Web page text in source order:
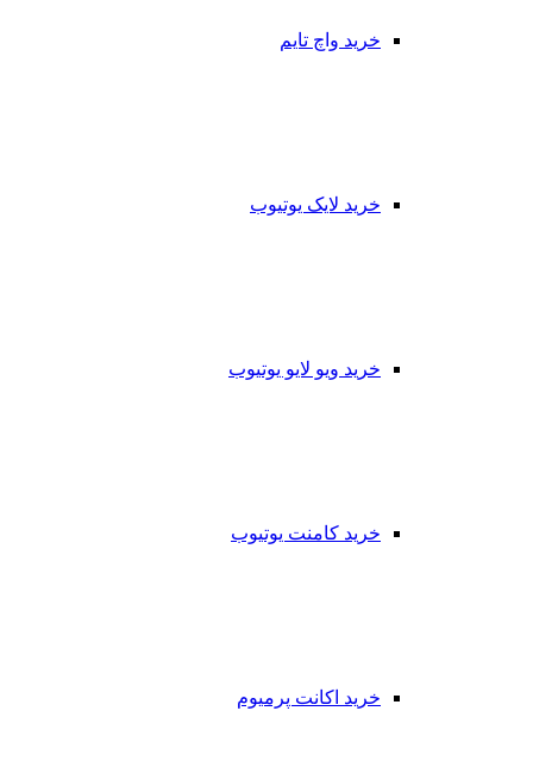
خرید واچ تایم
خرید لایک یوتیوب
خرید ویو لایو یوتیوب
خرید کامنت یوتیوب
خرید اکانت پرمیوم